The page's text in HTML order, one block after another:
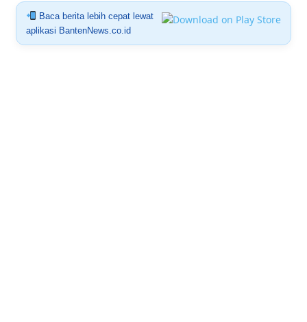
Baca berita lebih cepat lewat
aplikasi BantenNews.co.id